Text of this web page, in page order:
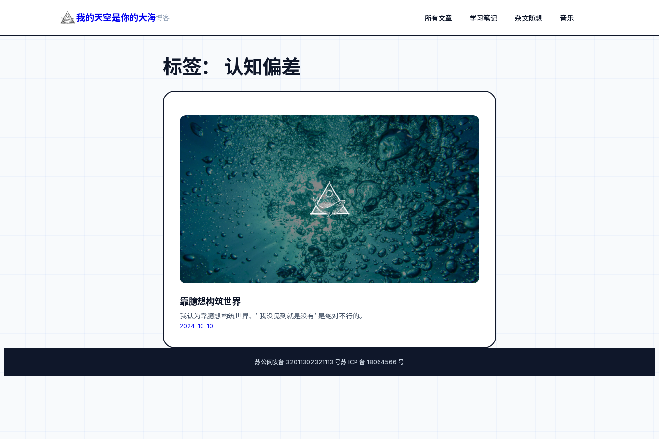
我的天空是你的大海博客 所有文章 学习笔记 杂文随想 音乐
标签： 认知偏差
靠臆想构筑世界
我认为靠臆想构筑世界、’ 我没见到就是没有’ 是绝对不行的。
2024-10-10
苏公网安备 32011302321113 号苏 ICP 备 18064566 号